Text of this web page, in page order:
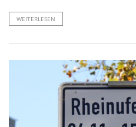
WEITERLESEN